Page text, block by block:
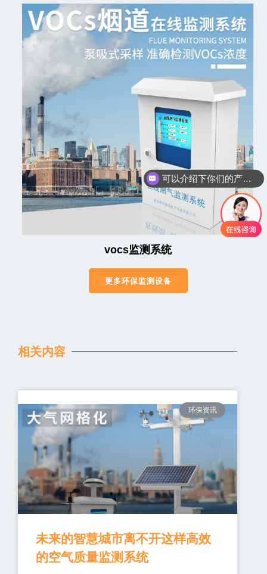
vocs监测系统
更多环保监测设备
相关内容
环保资讯
未来的智慧城市离不开这样高效
的空气质量监测系统
可以介绍下你们的产品么